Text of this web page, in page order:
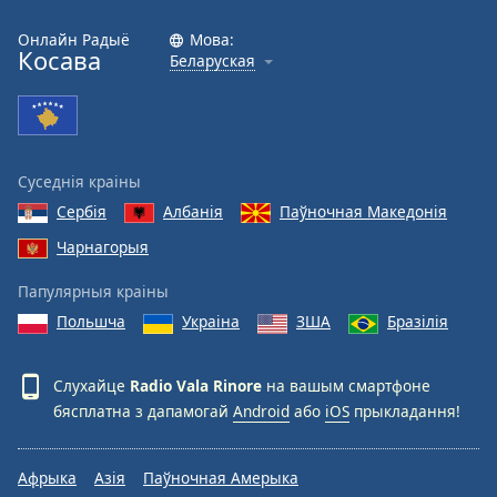
Онлайн Радыё
Косава
Мова:
Беларуская
Суседнія краіны
Сербія
Албанія
Паўночная Македонія
Чарнагорыя
Папулярныя краіны
Польшча
Украіна ЗША Бразілія
Слухайце Radio Vala Rinore на вашым смартфоне
бясплатна з дапамогай Android або iOS прыкладання!
Афрыка Азія
Паўночная Амерыка